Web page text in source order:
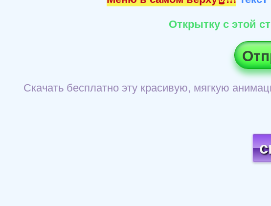
Открытку с этой
Скачать бесплатно эту красивую, мягкую